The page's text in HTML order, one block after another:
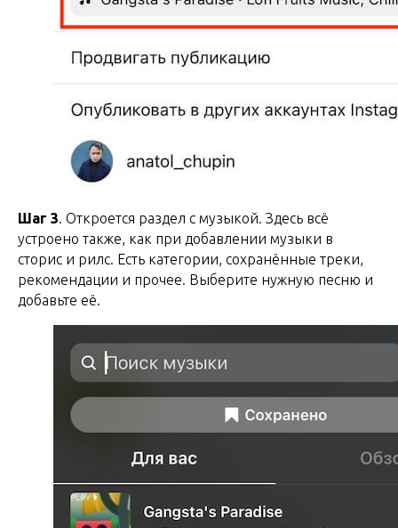
Шаг 3. Откроется раздел с музыкой. Здесь всё
устроено также, как при добавлении музыки в
сторис и рилс. Есть категории, сохранённые треки,
рекомендации и прочее. Выберите нужную песню и
добавьте её.